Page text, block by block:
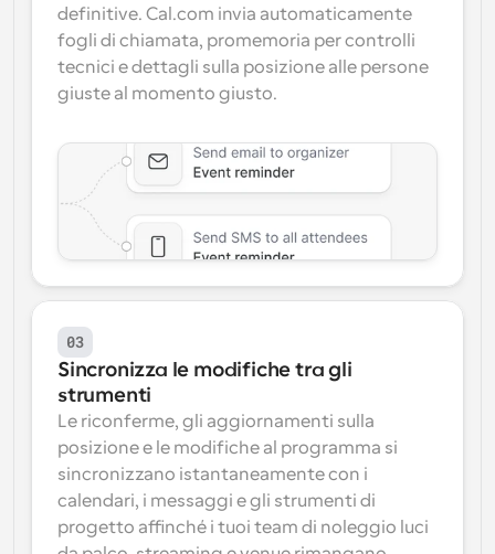
definitive. Cal.com invia automaticamente
fogli di chiamata, promemoria per controlli
tecnici e dettagli sulla posizione alle persone
giuste al momento giusto.
03
Sincronizza le modifiche tra gli
strumenti
Le riconferme, gli aggiornamenti sulla
posizione e le modifiche al programma si
sincronizzano istantaneamente con i
calendari, i messaggi e gli strumenti di
progetto affinché i tuoi team di noleggio luci